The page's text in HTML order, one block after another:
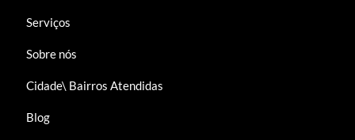
Serviços
Sobre nós
Cidade\ Bairros Atendidas
Blog